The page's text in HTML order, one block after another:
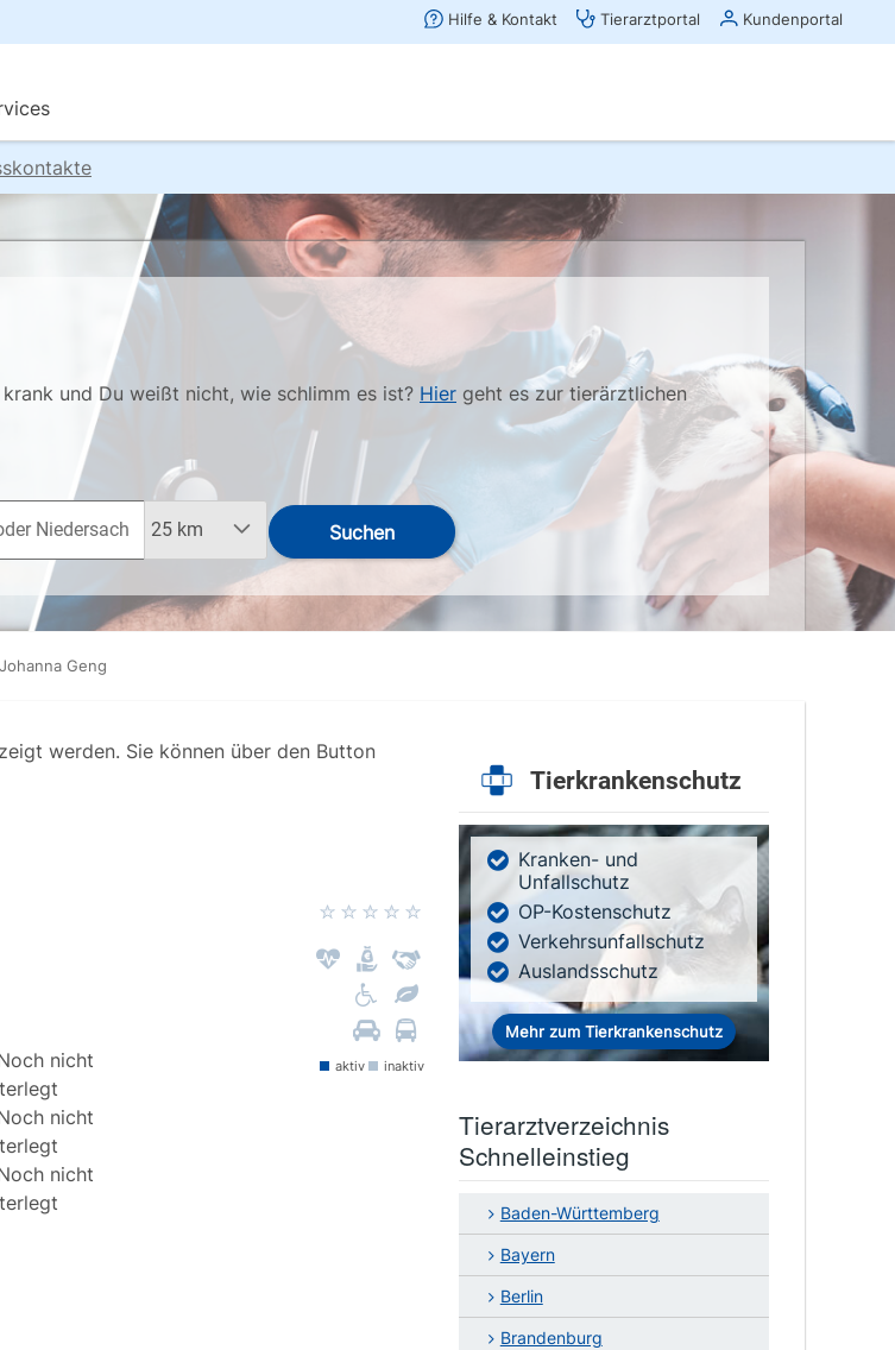
und Du weißt nicht, wie schlimm es ist? Hier geht es zur tierärztlichen
Suchen
Johanna Geng
werden. Sie können über den Button
nicht
nicht
nicht
aktiv inaktiv
Tierkrankenschutz
Kranken- und
Unfallschutz
OP-Kostenschutz
Verkehrsunfallschutz
Auslandsschutz
Mehr zum Tierkrankenschutz
Tierarztverzeichnis
Schnelleinstieg
Baden-Württemberg
Bayern
Berlin
Brandenburg